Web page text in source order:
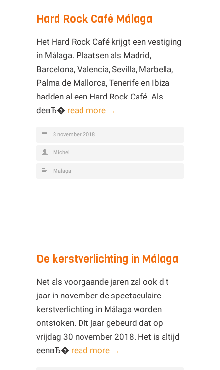
Hard Rock Café Málaga
Het Hard Rock Café krijgt een vestiging
in Málaga. Plaatsen als Madrid,
Barcelona, Valencia, Sevilla, Marbella,
Palma de Mallorca, Tenerife en Ibiza
hadden al een Hard Rock Café. Als
deвЂ� read more →
8 november 2018
Michel
Malaga
De kerstverlichting in Málaga
Net als voorgaande jaren zal ook dit
jaar in november de spectaculaire
kerstverlichting in Málaga worden
ontstoken. Dit jaar gebeurd dat op
vrijdag 30 november 2018. Het is altijd
eenвЂ� read more →